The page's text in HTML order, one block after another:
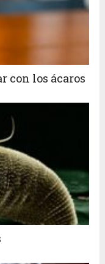
con los ácaros